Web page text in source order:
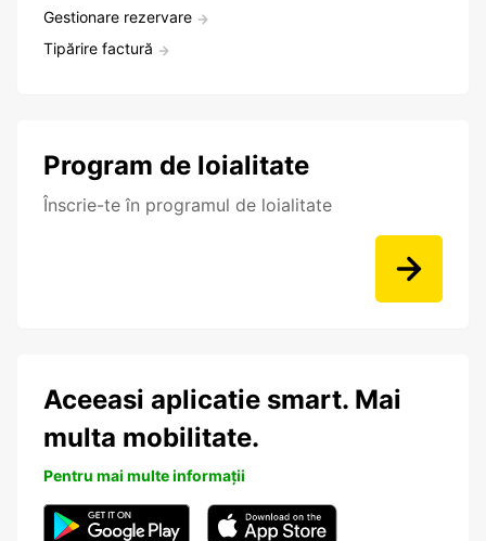
Gestionare rezervare
Tipărire factură
Program de loialitate
Înscrie-te în programul de loialitate
Aceeasi aplicatie smart. Mai
multa mobilitate.
Pentru mai multe informații